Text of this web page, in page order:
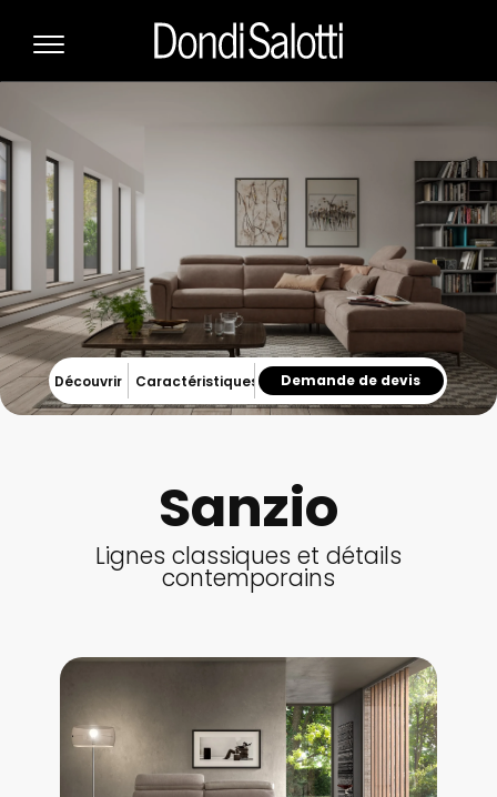
Découvrir Caractéristiques Demande de devis
Sanzio
Lignes classiques et détails
contemporains